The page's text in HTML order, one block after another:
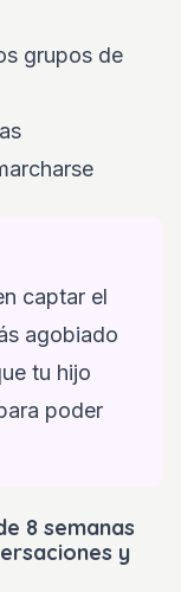
grupos de
captar el
agobiado
tu hijo
poder
8 semanas
y